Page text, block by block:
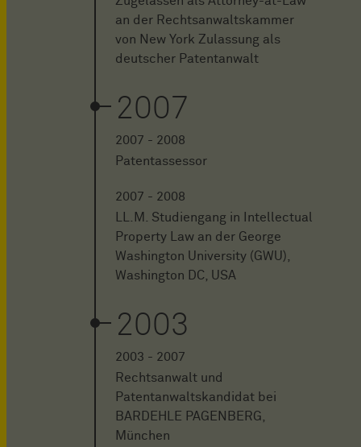
an der Rechtsanwaltskammer
von New York Zulassung als
deutscher Patentanwalt
2007
2007 - 2008
Patentassessor
2007 - 2008
LL.M. Studiengang in Intellectual
Property Law an der George
Washington University (GWU),
Washington DC, USA
2003
2003 - 2007
Rechtsanwalt und
Patentanwaltskandidat bei
BARDEHLE PAGENBERG,
München